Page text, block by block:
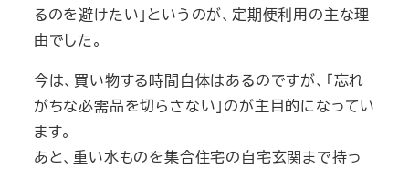
るのを避けたい」というのが、定期便利用の主な理
由でした。
今は、買い物する時間自体はあるのですが、「忘れ
がちな必需品を切らさない」のが主目的になってい
ます。
あと、重い水ものを集合住宅の自宅玄関まで持っ